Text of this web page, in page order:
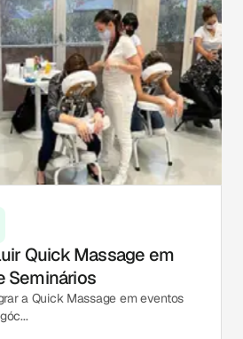
Quick Massage em
Seminários
a Quick Massage em eventos